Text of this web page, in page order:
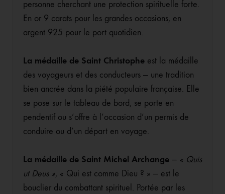
personne cherchant une protection spirituelle forte.
En or 9 carats pour les grandes occasions, en
argent 925 pour le port quotidien.
La médaille de Saint Christophe est la médaille
des voyageurs et des conducteurs — une tradition
bien ancrée dans la piété populaire française. Elle
se pose sur le tableau de bord, se porte en
pendentif ou s’offre à l’occasion d’un permis de
conduire ou d’un départ en voyage.
La médaille de Saint Michel Archange — « Quis
ut Deus », « Qui est comme Dieu ? » — est le
bouclier du combattant spirituel. Portée par les